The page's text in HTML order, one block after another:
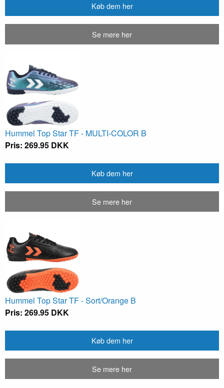
Køb dem her
Se mere her
Hummel Top Star TF - MULTI-COLOR B
Pris: 269.95 DKK
Køb dem her
Se mere her
Hummel Top Star TF - Sort/Orange B
Pris: 269.95 DKK
Køb dem her
Se mere her